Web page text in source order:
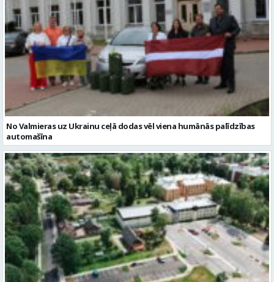
No Valmieras uz Ukrainu ceļā dodas vēl viena humānās palīdzības
automašīna